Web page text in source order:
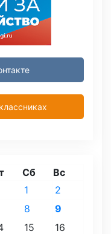
Сб Вс
1
2
8
9
15
16